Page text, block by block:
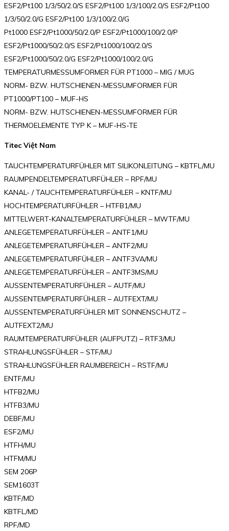
ESF2/Pt100 1/3/50/2.0/S ESF2/Pt100 1/3/100/2.0/S ESF2/Pt100
1/3/50/2.0/G ESF2/Pt100 1/3/100/2.0/G
Pt1000 ESF2/Pt1000/50/2.0/P ESF2/Pt1000/100/2.0/P
ESF2/Pt1000/50/2.0/S ESF2/Pt1000/100/2.0/S
ESF2/Pt1000/50/2.0/G ESF2/Pt1000/100/2.0/G
TEMPERATURMESSUMFORMER FÜR PT1000 – MIG / MUG
NORM- BZW. HUTSCHIENEN-MESSUMFORMER FÜR
PT1000/PT100 – MUF-HS
NORM- BZW. HUTSCHIENEN-MESSUMFORMER FÜR
THERMOELEMENTE TYP K – MUF-HS-TE
Titec Việt Nam
TAUCHTEMPERATURFÜHLER MIT SILIKONLEITUNG – KBTFL/MU
RAUMPENDELTEMPERATURFÜHLER – RPF/MU
KANAL- / TAUCHTEMPERATURFÜHLER – KNTF/MU
HOCHTEMPERATURFÜHLER – HTFB1/MU
MITTELWERT-KANALTEMPERATURFÜHLER – MWTF/MU
ANLEGETEMPERATURFÜHLER – ANTF1/MU
ANLEGETEMPERATURFÜHLER – ANTF2/MU
ANLEGETEMPERATURFÜHLER – ANTF3VA/MU
ANLEGETEMPERATURFÜHLER – ANTF3MS/MU
AUSSENTEMPERATURFÜHLER – AUTF/MU
AUSSENTEMPERATURFÜHLER – AUTFEXT/MU
AUSSENTEMPERATURFÜHLER MIT SONNENSCHUTZ –
AUTFEXT2/MU
RAUMTEMPERATURFÜHLER (AUFPUTZ) – RTF3/MU
STRAHLUNGSFÜHLER – STF/MU
STRAHLUNGSFÜHLER RAUMBEREICH – RSTF/MU
ENTF/MU
HTFB2/MU
HTFB3/MU
DEBF/MU
ESF2/MU
HTFH/MU
HTFM/MU
SEM 206P
SEM1603T
KBTF/MD
KBTFL/MD
RPF/MD